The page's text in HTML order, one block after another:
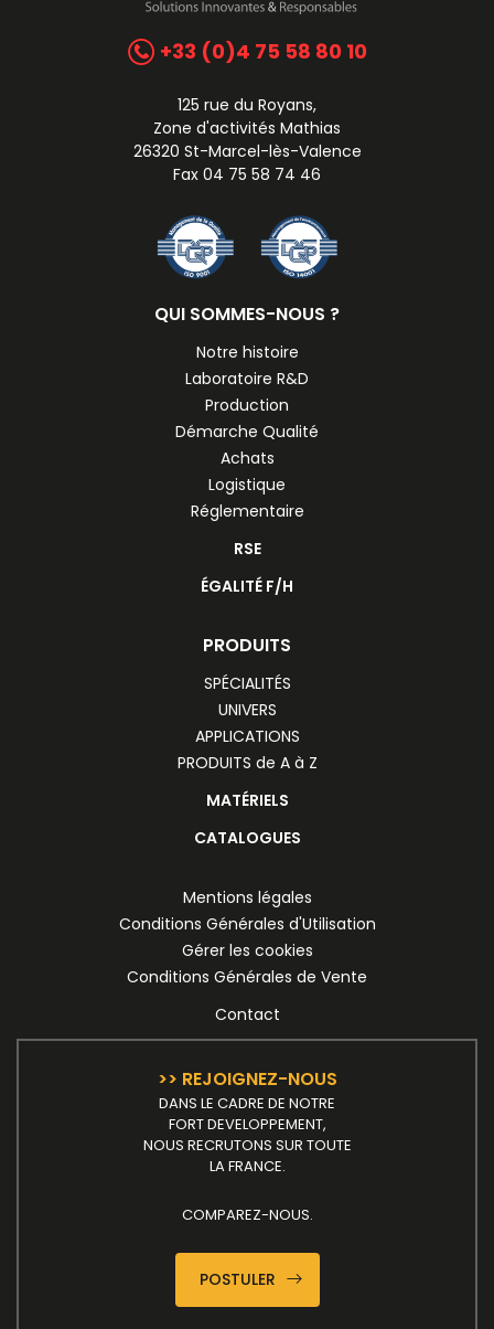
+33 (0)4 75 58 80 10
125 rue du Royans,
Zone d'activités Mathias
26320 St-Marcel-lès-Valence
Fax 04 75 58 74 46
QUI SOMMES-NOUS ?
Notre histoire
Laboratoire R&D
Production
Démarche Qualité
Achats
Logistique
Réglementaire
RSE
ÉGALITÉ F/H
PRODUITS
SPÉCIALITÉS
UNIVERS
APPLICATIONS
PRODUITS de A à Z
MATÉRIELS
CATALOGUES
Mentions légales
Conditions Générales d'Utilisation
Gérer les cookies
Conditions Générales de Vente
Contact
>> REJOIGNEZ-NOUS
DANS LE CADRE DE NOTRE
FORT DEVELOPPEMENT,
NOUS RECRUTONS SUR TOUTE
LA FRANCE.
COMPAREZ-NOUS.
POSTULER